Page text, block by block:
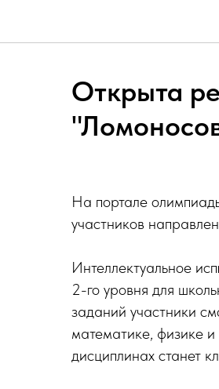
Открыта
На портале
участников
Интеллектуальное
2-го уровня для
заданий участники
математике, физике
дисциплинах станет